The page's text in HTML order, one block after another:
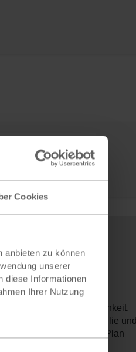
Cookies
anbieten zu können
unserer
diese Informationen
Ihrer Nutzung
Patenschaft?
Hilfe die Möglichkeit,
Patenkind, seiner Familie und
wird die Hilfe, die Plan